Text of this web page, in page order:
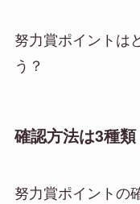
努力賞ポイントは
う？
確認方法は3種類
努力賞ポイントの